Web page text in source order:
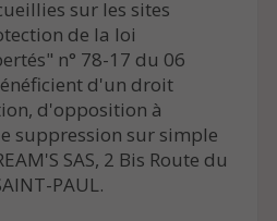
sur les sites
de la loi
n° 78-17 du 06
d'un droit
d'opposition à
suppression sur simple
SAS, 2 Bis Route du
PAUL.